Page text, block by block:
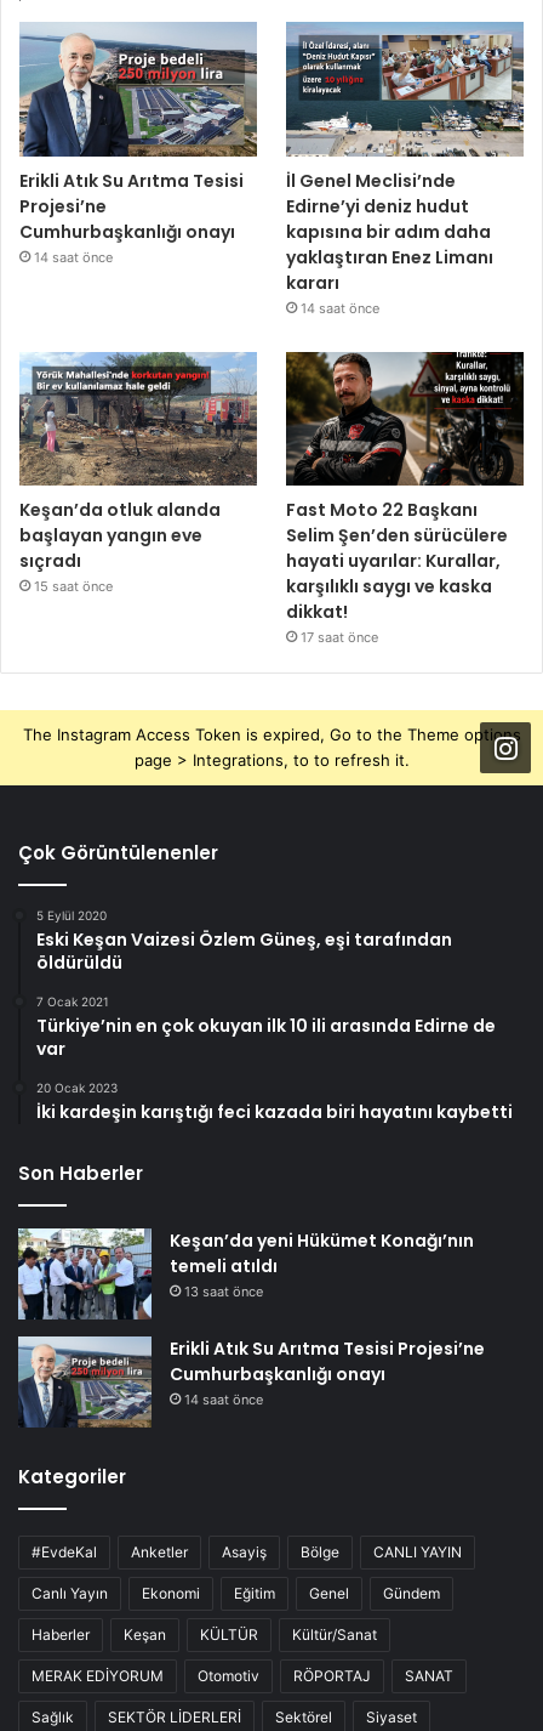
Erikli Atık Su Arıtma Tesisi
Projesi’ne
Cumhurbaşkanlığı onayı
14 saat önce
İl Genel Meclisi’nde
Edirne’yi deniz hudut
kapısına bir adım daha
yaklaştıran Enez Limanı
kararı
14 saat önce
Keşan’da otluk alanda
başlayan yangın eve
sıçradı
15 saat önce
Fast Moto 22 Başkanı
Selim Şen’den sürücülere
hayati uyarılar: Kurallar,
karşılıklı saygı ve kaska
dikkat!
17 saat önce
The Instagram Access Token is expired, Go to the Theme options
page > Integrations, to to refresh it.
Çok Görüntülenenler
5 Eylül 2020
Eski Keşan Vaizesi Özlem Güneş, eşi tarafından
öldürüldü
7 Ocak 2021
Türkiye’nin en çok okuyan ilk 10 ili arasında Edirne de
var
20 Ocak 2023
İki kardeşin karıştığı feci kazada biri hayatını kaybetti
Son Haberler
Keşan’da yeni Hükümet Konağı’nın
temeli atıldı
13 saat önce
Erikli Atık Su Arıtma Tesisi Projesi’ne
Cumhurbaşkanlığı onayı
14 saat önce
Kategoriler
#EvdeKal Anketler Asayiş Bölge CANLI YAYIN
Canlı Yayın Ekonomi Eğitim Genel Gündem
Haberler Keşan KÜLTÜR Kültür/Sanat
MERAK EDİYORUM Otomotiv RÖPORTAJ SANAT
Sağlık SEKTÖR LİDERLERİ Sektörel Siyaset